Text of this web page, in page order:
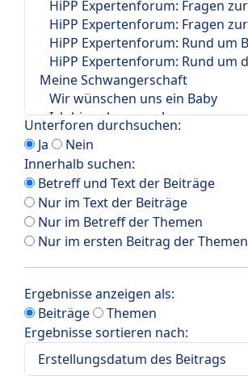
Unterforen durchsuchen:
Ja
Nein
Innerhalb suchen:
Betreff und Text der Beiträge
Nur im Text der Beiträge
Nur im Betreff der Themen
Nur im ersten Beitrag der Themen
Ergebnisse anzeigen als:
Beiträge
Themen
Ergebnisse sortieren nach: